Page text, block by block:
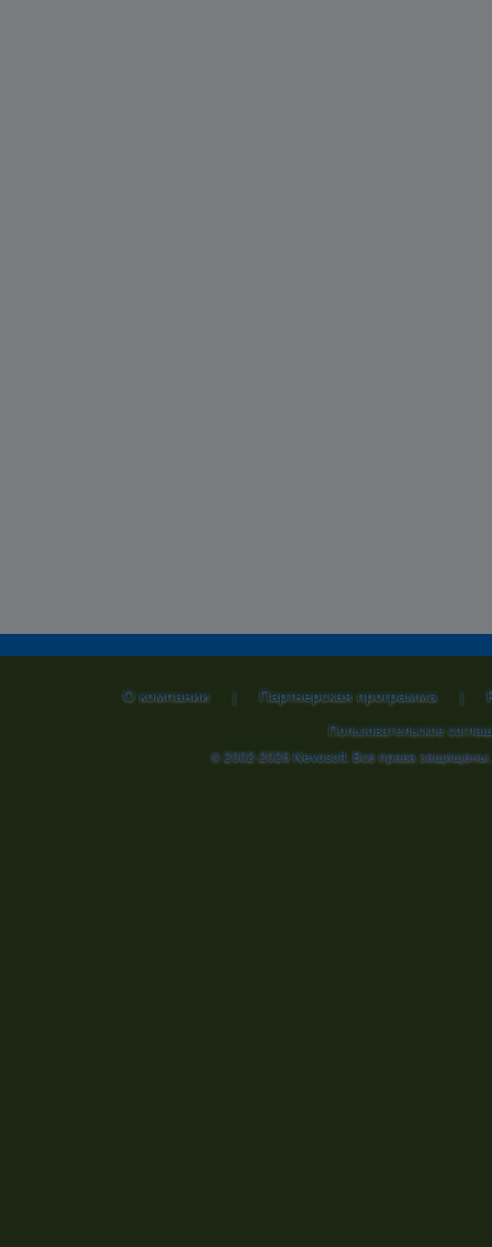
О компании | Партнерская программа |
Пользовательское
© 2002-2026Nevosoft. Все права защищены